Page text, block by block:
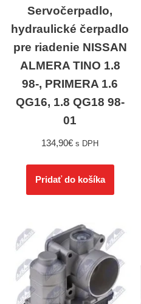
Servočerpadlo,
hydraulické čerpadlo
pre riadenie NISSAN
ALMERA TINO 1.8
98-, PRIMERA 1.6
QG16, 1.8 QG18 98-
01
134,90€ s DPH
Pridať do košíka